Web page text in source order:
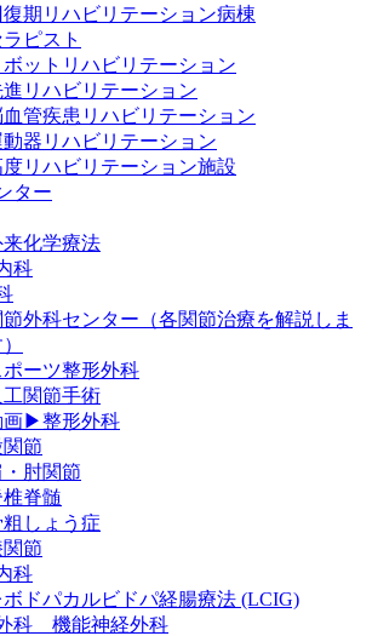
復期リハビリテーション病棟
ラピスト
ボットリハビリテーション
進リハビリテーション
血管疾患リハビリテーション
動器リハビリテーション
度リハビリテーション施設
ター
来化学療法
科
節外科センター（各関節治療を解説しま
ポーツ整形外科
工関節手術
画▶整形外科
関節
・肘関節
椎脊髄
粗しょう症
関節
科
ボドパカルビドパ経腸療法 (LCIG)
科 機能神経外科